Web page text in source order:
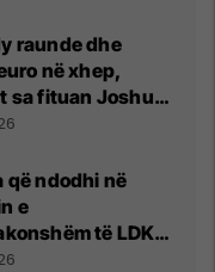
raunde dhe
në xhep,
sa fituan Joshua
që ndodhi në
e
të LDK-